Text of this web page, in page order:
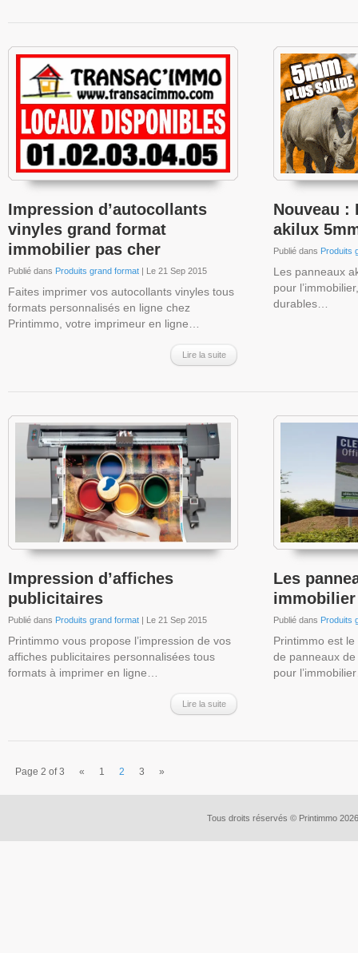
Impression d’autocollants
vinyles grand format
immobilier pas cher
Publié dans Produits grand format | Le 21 Sep 2015
Faites imprimer vos autocollants vinyles tous
formats personnalisés en ligne chez
Printimmo, votre imprimeur en ligne…
Lire la suite
Nouveau :
akilux
Publié dans Produits
Les panneaux
pour
durables…
Impression d’affiches
publicitaires
Publié dans Produits grand format | Le 21 Sep 2015
Printimmo vous propose l’impression de vos
affiches publicitaires personnalisées tous
formats à imprimer en ligne…
Lire la suite
Les
immobilier
Publié dans Produits
Printimmo est le
de panneaux
pour
Page 2 of 3 « 1 2 3 »
Tous droits réservés © Printimmo